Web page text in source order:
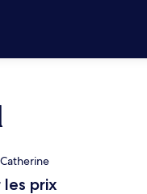
les prix